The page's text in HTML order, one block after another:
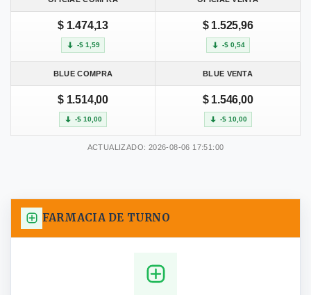
$ 1.474,13
-$ 1,59
$ 1.525,96
-$ 0,54
BLUE COMPRA BLUE VENTA
$ 1.514,00
-$ 10,00
$ 1.546,00
-$ 10,00
ACTUALIZADO: 2026-08-06 17:51:00
FARMACIA DE TURNO